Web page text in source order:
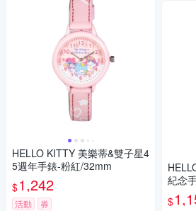
HELLO KITTY 美樂蒂&雙子星4
5週年手錶-粉紅/32mm
$1,242
活動 券
$